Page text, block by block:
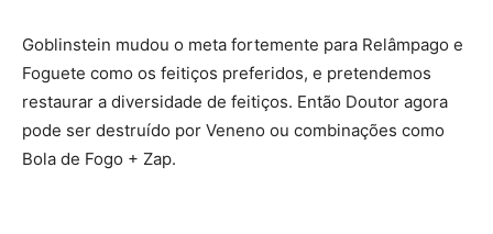
Goblinstein mudou o meta fortemente para Relâmpago e
Foguete como os feitiços preferidos, e pretendemos
restaurar a diversidade de feitiços. Então Doutor agora
pode ser destruído por Veneno ou combinações como
Bola de Fogo + Zap.